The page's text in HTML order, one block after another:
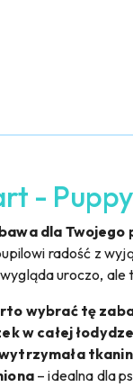
-
dla Twojego
radość z
uroczo, ale
wybrać tę
w całej łodydze
– idealna dla